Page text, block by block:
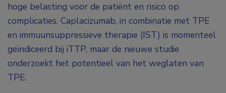
hoge belasting voor de patiënt en risico op
complicaties. Caplacizumab, in combinatie met TPE
en immuunsuppressieve therapie (IST) is momenteel
geïndiceerd bij iTTP, maar de nieuwe studie
onderzoekt het potentieel van het weglaten van
TPE.